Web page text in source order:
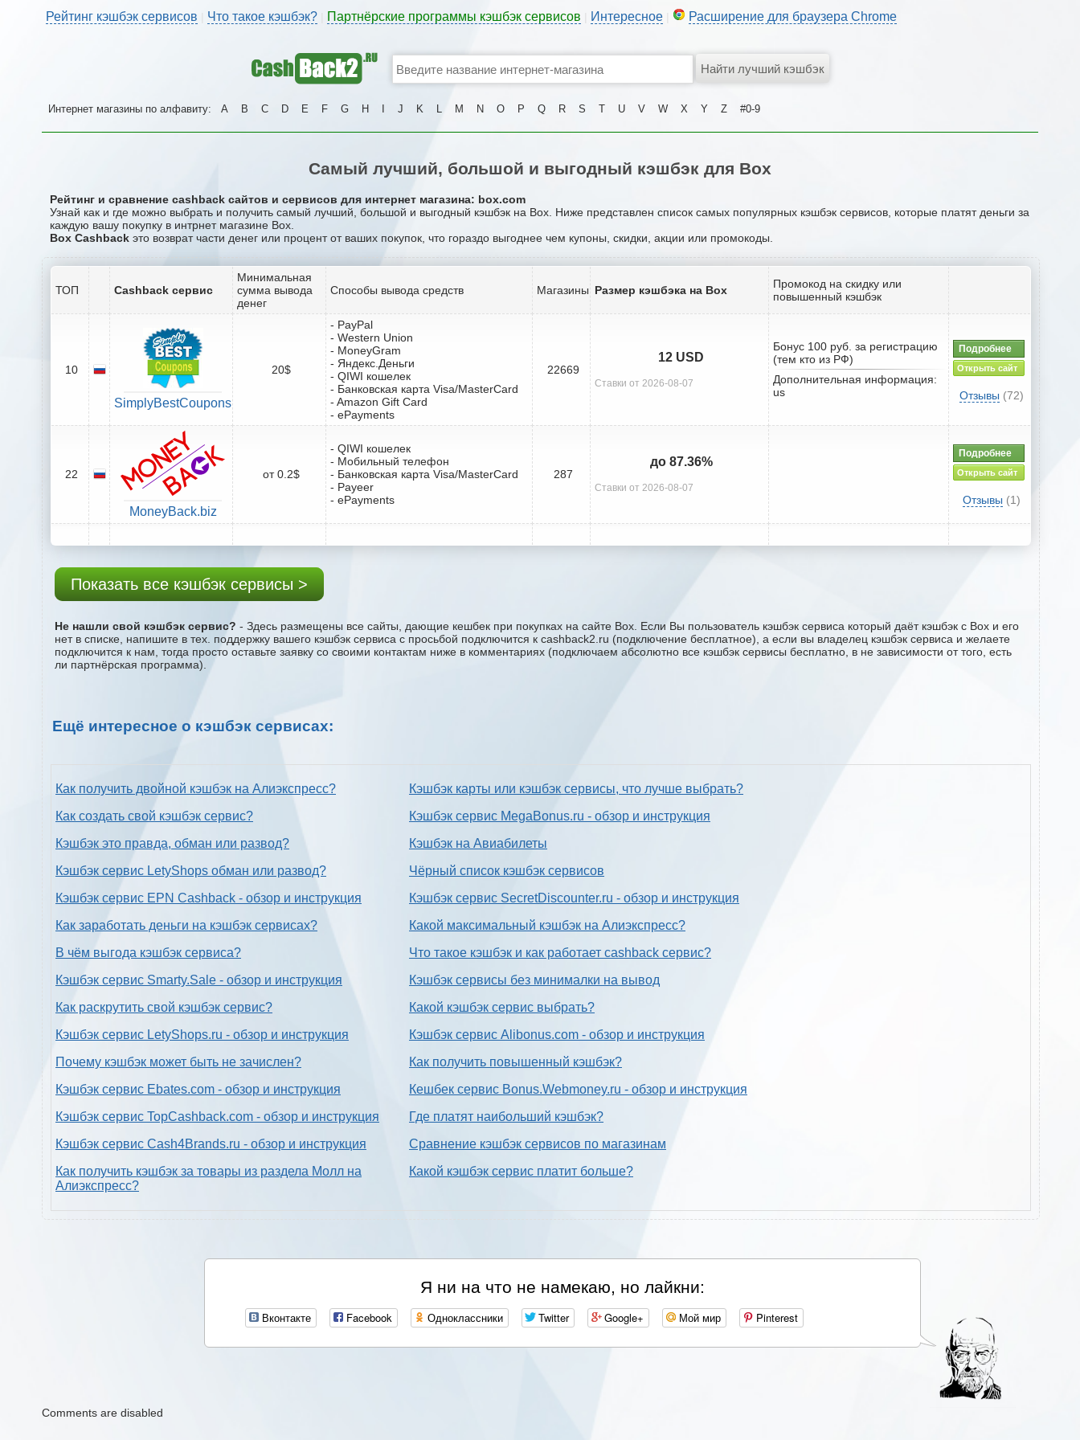
Рейтинг кэшбэк сервисов Что такое кэшбэк? Партнёрские программы кэшбэк сервисов Интересное Расширение для браузера Chrome
Интернет магазины по алфавиту: A B C D E F G H J K L M N O P Q R S T U V W X Y Z #0-9
Самый лучший, большой и выгодный кэшбэк для Box
Рейтинг и сравнение cashback сайтов и сервисов для интернет магазина: box.com
Узнай как и где можно выбрать и получить самый лучший, большой и выгодный кэшбэк на Box. Ниже представлен список самых популярных кэшбэк сервисов, которые платят деньги за
каждую вашу покупку в интрнет магазине Box.
Box Cashback это возврат части денег или процент от ваших покупок, что гораздо выгоднее чем купоны, скидки, акции или промокоды.
ТОП Cashback сервис
Минимальная
сумма вывода
денег
Способы вывода средств Магазины Размер кэшбэка на Box
Промокод на скидку или
повышенный кэшбэк
10
SimplyBestCoupons
20$
- PayPal
- Western Union
- MoneyGram
- Яндекс.Деньги
- QIWI кошелек
- Банковская карта Visa/MasterCard
- Amazon Gift Card
- ePayments
22669
12 USD
Ставки от 2026-08-07
Бонус 100 руб. за регистрацию
(тем кто из РФ)
Дополнительная информация:
us
Подробнее
Открыть сайт
Отзывы (72)
22
MoneyBack.biz
от 0.2$
- QIWI кошелек
- Мобильный телефон
- Банковская карта Visa/MasterCard
- Payeer
- ePayments
287
до 87.36%
Ставки от 2026-08-07
Подробнее
Открыть сайт
Отзывы (1)
Показать все кэшбэк сервисы >
Не нашли свой кэшбэк сервис? - Здесь размещены все сайты, дающие кешбек при покупках на сайте Box. Если Вы пользователь кэшбэк сервиса который даёт кэшбэк с Box и его
нет в списке, напишите в тех. поддержку вашего кэшбэк сервиса с проcьбой подключится к cashback2.ru (подключение бесплатное), а если вы владелец кэшбэк сервиса и желаете
подключится к нам, тогда просто оставьте заявку со своими контактам ниже в комментариях (подключаем абсолютно все кэшбэк сервисы бесплатно, в не зависимости от того, есть
ли партнёрская программа).
Ещё интересное о кэшбэк сервисах:
Как получить двойной кэшбэк на Алиэкспресс?
Как создать свой кэшбэк сервис?
Кэшбэк это правда, обман или развод?
Кэшбэк сервис LetyShops обман или развод?
Кэшбэк сервис EPN Cashback - обзор и инструкция
Как заработать деньги на кэшбэк сервисах?
В чём выгода кэшбэк сервиса?
Кэшбэк сервис Smarty.Sale - обзор и инструкция
Как раскрутить свой кэшбэк сервис?
Кэшбэк сервис LetyShops.ru - обзор и инструкция
Почему кэшбэк может быть не зачислен?
Кэшбэк сервис Ebates.com - обзор и инструкция
Кэшбэк сервис TopCashback.com - обзор и инструкция
Кэшбэк сервис Cash4Brands.ru - обзор и инструкция
Как получить кэшбэк за товары из раздела Молл на
Алиэкспресс?
Кэшбэк карты или кэшбэк сервисы, что лучше выбрать?
Кэшбэк сервис MegaBonus.ru - обзор и инструкция
Кэшбэк на Авиабилеты
Чёрный список кэшбэк сервисов
Кэшбэк сервис SecretDiscounter.ru - обзор и инструкция
Какой максимальный кэшбэк на Алиэкспресс?
Что такое кэшбэк и как работает cashback сервис?
Кэшбэк сервисы без минималки на вывод
Какой кэшбэк сервис выбрать?
Кэшбэк сервис Alibonus.com - обзор и инструкция
Как получить повышенный кэшбэк?
Кешбек сервис Bonus.Webmoney.ru - обзор и инструкция
Где платят наибольший кэшбэк?
Сравнение кэшбэк сервисов по магазинам
Какой кэшбэк сервис платит больше?
Я ни на что не намекаю, но лайкни:
Вконтакте Facebook Одноклассники Twitter Google+ Мой мир Pinterest
Comments are disabled